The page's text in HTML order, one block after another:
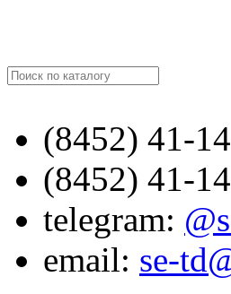
(8452) 41-
(8452) 41-
telegram:
email: se-